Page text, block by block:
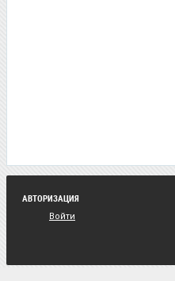
АВТОРИЗАЦИЯ
Войти